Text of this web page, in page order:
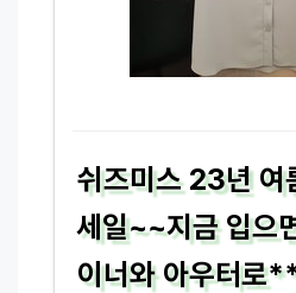
쉬즈미스 23년 여
세일~~지금 입으
이너와 아우터로